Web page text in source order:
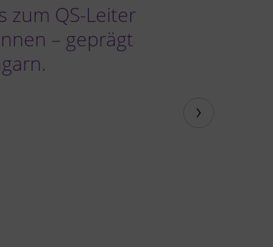
zum QS-Leiter
– geprägt
›